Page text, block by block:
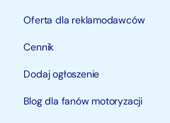
Oferta dla reklamodawców
Cennik
Dodaj ogłoszenie
Blog dla fanów motoryzacji